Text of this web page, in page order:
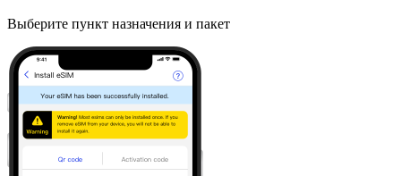
Выберите пункт назначения и пакет